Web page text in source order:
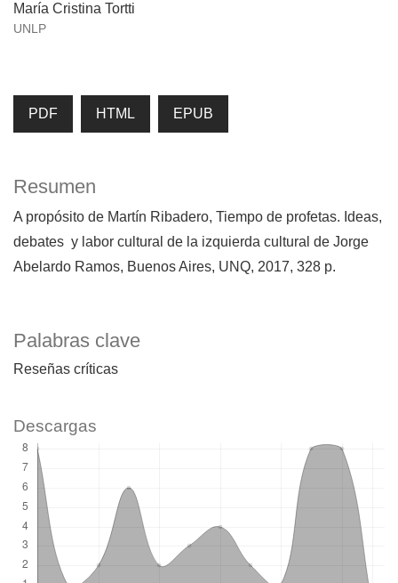
María Cristina Tortti
UNLP
PDF HTML EPUB
Palabras clave
Reseñas críticas
Resumen
A propósito de Martín Ribadero, Tiempo de profetas. Ideas,
debates y labor cultural de la izquierda cultural de Jorge
Abelardo Ramos, Buenos Aires, UNQ, 2017, 328 p.
Descargas